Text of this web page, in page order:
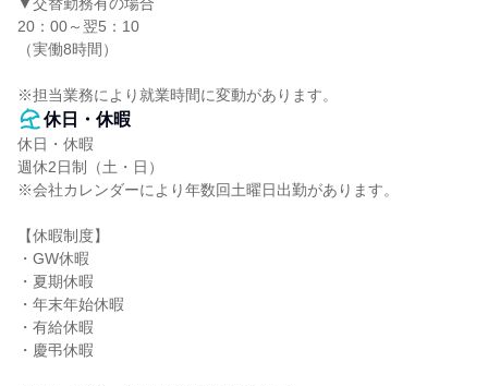
20：00～翌5：10
（実働8時間）
※担当業務により就業時間に変動があります。
休日・休暇
休日・休暇
週休2日制（土・日）
※会社カレンダーにより年数回土曜日出勤があります。
【休暇制度】
・GW休暇
・夏期休暇
・年末年始休暇
・有給休暇
・慶弔休暇